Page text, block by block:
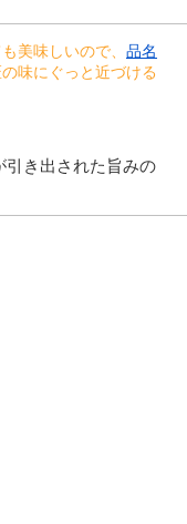
美味しいので、 品名
味にぐっと近づける
引き出された旨みの